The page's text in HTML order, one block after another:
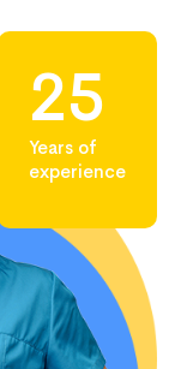
25
Years of
experience